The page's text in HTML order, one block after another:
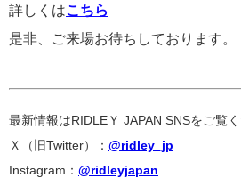
詳しくはこちら
是非、ご来場お待ちしております。
最新情報はRIDLEＹ JAPAN SNSをご覧く
Ｘ（旧Twitter）： @ridley_jp
Instagram： @ridleyjapan